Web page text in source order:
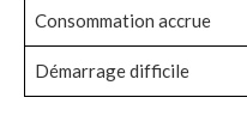
Consommation accrue
Démarrage difficile